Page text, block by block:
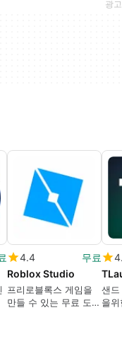
4.4
무료
Roblox Studio
프리로블록스 게임을
만들 수 있는 무료 도구
샌
을